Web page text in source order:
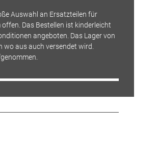
Auswahl an Ersatzteilen für
Das Bestellen ist kinderleicht
angeboten. Das Lager von
aus auch versendet wird.